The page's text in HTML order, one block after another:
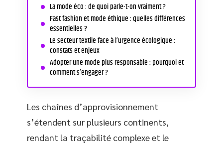
La mode éco : de quoi parle-t-on vraiment ?
Fast fashion et mode éthique : quelles différences
essentielles ?
Le secteur textile face à l’urgence écologique :
constats et enjeux
Adopter une mode plus responsable : pourquoi et
comment s’engager ?
Les chaînes d’approvisionnement
s’étendent sur plusieurs continents,
rendant la traçabilité complexe et le